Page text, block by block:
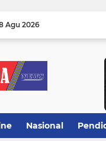
Agu 2026
Nasional